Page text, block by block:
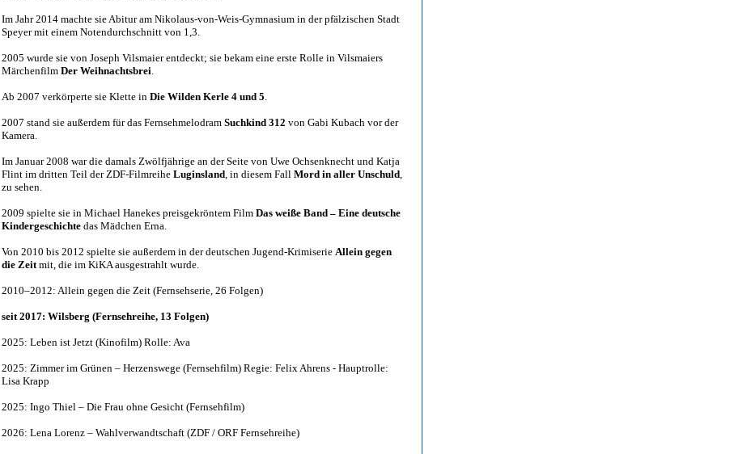
Im Jahr 2014 machte sie Abitur am Nikolaus-von-Weis-Gymnasium in der pfälzischen Stadt
Speyer mit einem Notendurchschnitt von 1,3.
2005 wurde sie von Joseph Vilsmaier entdeckt; sie bekam eine erste Rolle in Vilsmaiers
Märchenfilm Der Weihnachtsbrei.
Ab 2007 verkörperte sie Klette in Die Wilden Kerle 4 und 5.
2007 stand sie außerdem für das Fernsehmelodram Suchkind 312 von Gabi Kubach vor der
Kamera.
Im Januar 2008 war die damals Zwölfjährige an der Seite von Uwe Ochsenknecht und Katja
Flint im dritten Teil der ZDF-Filmreihe Luginsland, in diesem Fall Mord in aller Unschuld,
zu sehen.
2009 spielte sie in Michael Hanekes preisgekröntem Film Das weiße Band – Eine deutsche
Kindergeschichte das Mädchen Erna.
Von 2010 bis 2012 spielte sie außerdem in der deutschen Jugend-Krimiserie Allein gegen
die Zeitmit, die im KiKA ausgestrahlt wurde.
2010–2012: Allein gegen die Zeit (Fernsehserie, 26 Folgen)
seit 2017: Wilsberg (Fernsehreihe, 13 Folgen)
2025: Leben ist Jetzt (Kinofilm) Rolle: Ava
2025: Zimmer im Grünen – Herzenswege (Fernsehfilm) Regie: Felix Ahrens - Hauptrolle:
Lisa Krapp
2025: Ingo Thiel – Die Frau ohne Gesicht (Fernsehfilm)
2026: Lena Lorenz – Wahlverwandtschaft (ZDF / ORF Fernsehreihe)